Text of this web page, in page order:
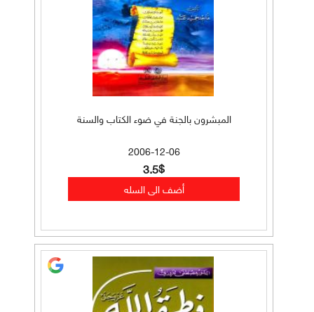
المبشرون بالجنة في ضوء الكتاب والسنة
2006-12-06
3.5$